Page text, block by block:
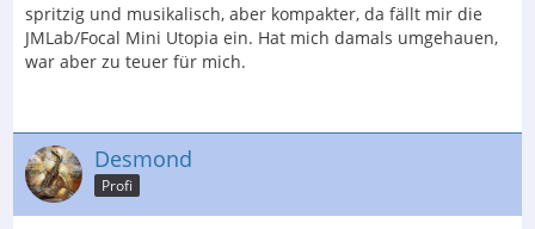
spritzig und musikalisch, aber kompakter, da fällt mir die
JMLab/Focal Mini Utopia ein. Hat mich damals umgehauen,
war aber zu teuer für mich.
Desmond
Profi